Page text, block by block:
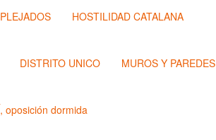
HOSTILIDAD CATALANA
DISTRITO UNICO MUROS Y PAREDES
oposición dormida